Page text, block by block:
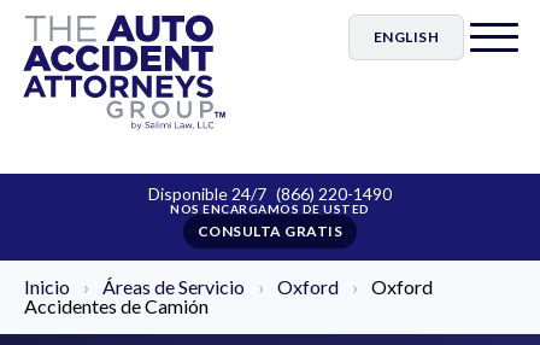
ENGLISH
Disponible 24/7 (866) 220-1490
CONSULTA GRATIS
Inicio › Áreas de Servicio › Oxford ›
Oxford
Accidentes de Camión